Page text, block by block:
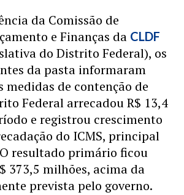
da Comissão de
e Finanças da CLDF
do Distrito Federal), os
da pasta informaram
medidas de contenção de
Federal arrecadou R$ 13,4
e registrou crescimento
do ICMS, principal
resultado primário ficou
373,5 milhões, acima da
prevista pelo governo.